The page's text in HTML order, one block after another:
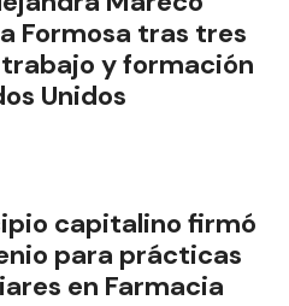
Formosa tras tres
y formación
Unidos
capitalino firmó
para prácticas
en Farmacia